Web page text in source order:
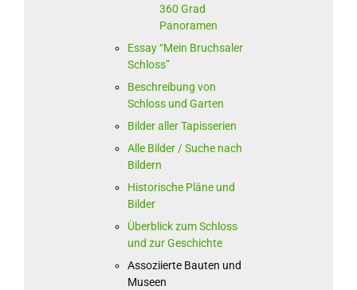
360 Grad
Panoramen
Essay “Mein Bruchsaler
Schloss”
Beschreibung von
Schloss und Garten
Bilder aller Tapisserien
Alle Bilder / Suche nach
Bildern
Historische Pläne und
Bilder
Überblick zum Schloss
und zur Geschichte
Assoziierte Bauten und
Museen